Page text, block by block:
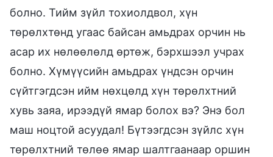
болно. Тийм зүйл тохиолдвол, хүн
төрөлхтөнд угаас байсан амьдрах орчин нь
асар их нөлөөлөлд өртөж, бэрхшээл учрах
болно. Хүмүүсийн амьдрах үндсэн орчин
сүйтгэгдсэн ийм нөхцөлд хүн төрөлхтний
хувь заяа, ирээдүй ямар болох вэ? Энэ бол
маш ноцтой асуудал! Бүтээгдсэн зүйлс хүн
төрөлхтний төлөө ямар шалтгаанаар оршин